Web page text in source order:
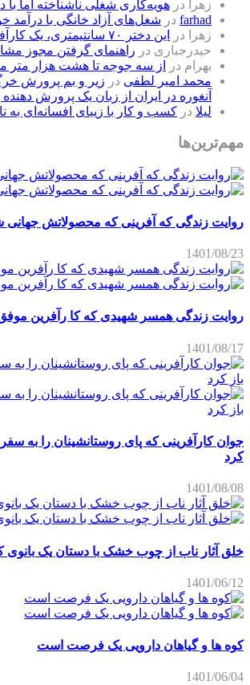
زهرا
در هویه‌کاری شغلی ناشناخته اما با
farhad در شغل‌های آزاد خانگی با درآمد
زهرا
در
این دختر ۷۰ سانتیمتری، یک کارآفرین نمونه است
حیدرجباری در راهنمای گرفتن مجوز
بهرام در
از سه جوجه تا هشت هزار متر
محمد امیر لطفی در زیر و بم پرورش
آنغوره در ایران از زبان یک پرورش دهنده
لیلا در کسب و کار با زیبای افسانه‌ای به
مهم‌ترین‌ها
روایت زندگی که آفرینی که محصولاتش جهانی
1401/08/23
روایت زندگی همسر شهیدی که کا رآفرین
1401/08/17
جوان کارآفرینی که پای روستانشینان را به
کرد
1401/08/08
خلق آثار ناب از چوب خشک با دستان یک بانوی
1401/06/12
کوه ها و گیاهان دارویی یک فرصت است
1401/06/04